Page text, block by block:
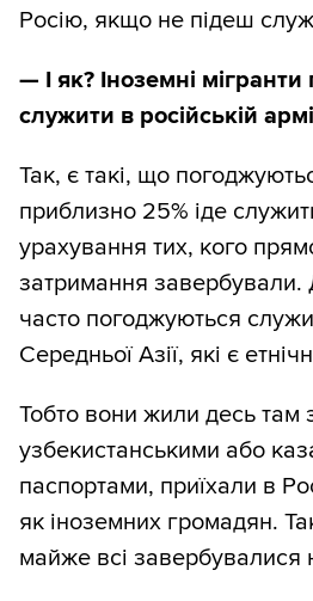
Росію, якщо не підеш
— І як? Іноземні
служити в російській
Так, є такі, що
приблизно 25% іде
урахування тих, кого
затримання завербували.
часто погоджуються
Середньої Азії, які є
Тобто вони жили десь там
узбекистанськими або
паспортами, приїхали в
як іноземних громадян.
майже всі завербувалися